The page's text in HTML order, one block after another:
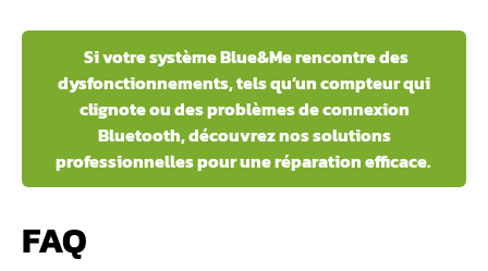
Si votre système Blue&Me rencontre des
dysfonctionnements, tels qu’un compteur qui
clignote ou des problèmes de connexion
Bluetooth, découvrez nos solutions
professionnelles pour une réparation efficace.
FAQ